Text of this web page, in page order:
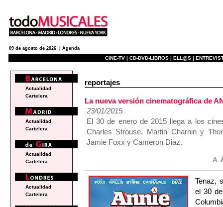
09 de agosto de 2026 | Agenda
CINE-TV | CD-DVD-LIBROS | ELL@S |
reportajes
La nueva versión cinematográfica de
23/01/2015
El 30 de enero de 2015 llega a los
Charles Strouse, Martin Charnin y
Jamie Foxx y Cameron Diaz.
Tenaz,
el 30
Actualidad
Cartelera
Actualidad
Cartelera
Actualidad
Cartelera
Actualidad
Cartelera